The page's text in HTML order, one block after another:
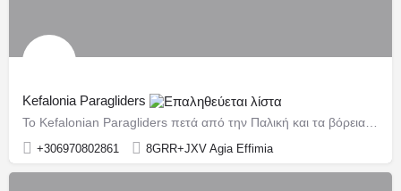
Kefalonia Paragliders
Το Kefalonian Paragliders πετά από την Παλική και τα βόρεια της Κεφαλονιάς
+306970802861 8GRR+JXV Agia Effimia